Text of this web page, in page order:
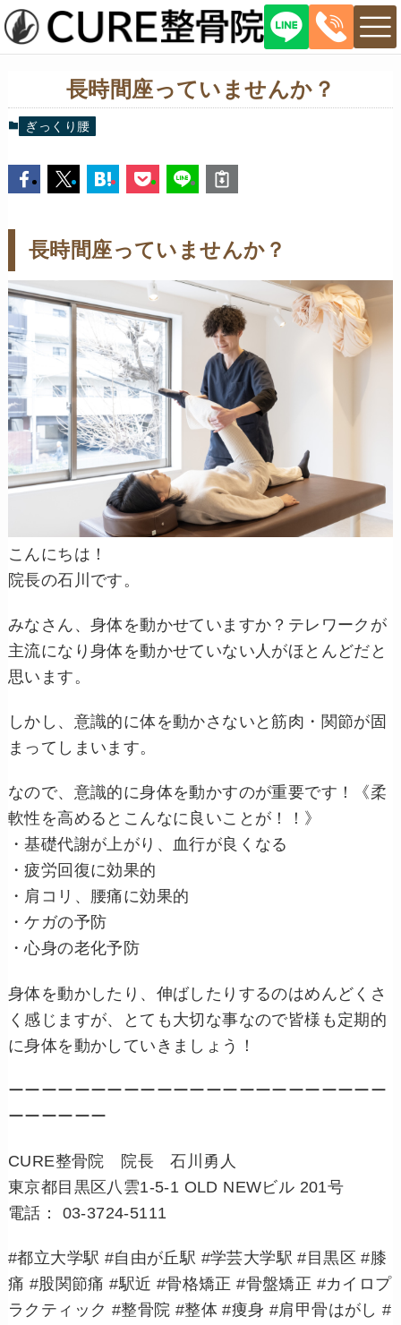
長時間座っていませんか？
ぎっくり腰
長時間座っていませんか？
こんにちは！
院長の石川です。
みなさん、身体を動かせていますか？テレワークが
主流になり身体を動かせていない人がほとんどだと
思います。
しかし、意識的に体を動かさないと筋肉・関節が固
まってしまいます。
なので、意識的に身体を動かすのが重要です！《柔
軟性を高めるとこんなに良いことが！！》
・基礎代謝が上がり、血行が良くなる
・疲労回復に効果的
・肩コリ、腰痛に効果的
・ケガの予防
・心身の老化予防
身体を動かしたり、伸ばしたりするのはめんどくさ
く感じますが、とても大切な事なので皆様も定期的
に身体を動かしていきましょう！
ーーーーーーーーーーーーーーーーーーーーーーー
ーーーーーー
CURE整骨院 院長 石川勇人
東京都目黒区八雲1-5-1 OLD NEWビル 201号
電話： 03-3724-5111
#都立大学駅 #自由が丘駅 #学芸大学駅 #目黒区 #膝
痛 #股関節痛 #駅近 #骨格矯正 #骨盤矯正 #カイロプ
ラクティック #整骨院 #整体 #痩身 #肩甲骨はがし #